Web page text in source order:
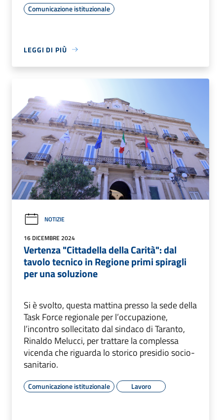
Comunicazione istituzionale
LEGGI DI PIÙ
NOTIZIE
16 DICEMBRE 2024
Vertenza "Cittadella della Carità": dal
tavolo tecnico in Regione primi spiragli
per una soluzione
Si è svolto, questa mattina presso la sede della
Task Force regionale per l’occupazione,
l’incontro sollecitato dal sindaco di Taranto,
Rinaldo Melucci, per trattare la complessa
vicenda che riguarda lo storico presidio socio-
sanitario.
Comunicazione istituzionale Lavoro